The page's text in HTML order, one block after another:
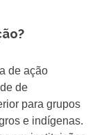
de ação
de
para grupos
e indígenas.